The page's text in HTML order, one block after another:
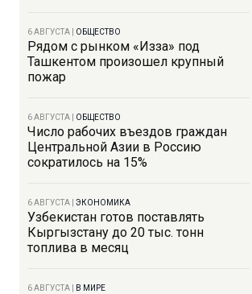
6 АВГУСТА ОБЩЕСТВО
Рядом с рынком «Изза» под
Ташкентом произошел крупный
пожар
6 АВГУСТА ОБЩЕСТВО
Число рабочих въездов граждан
Центральной Азии в Россию
сократилось на 15%
6 АВГУСТА ЭКОНОМИКА
Узбекистан готов поставлять
Кыргызстану до 20 тыс. тонн
топлива в месяц
6 АВГУСТА В МИРЕ